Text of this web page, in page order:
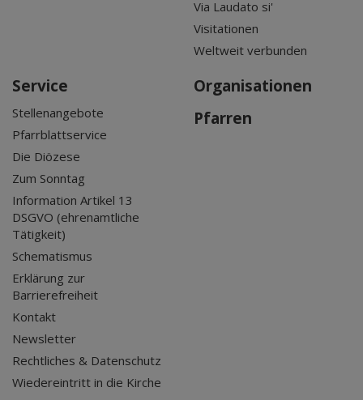
Via Laudato si'
Visitationen
Weltweit verbunden
Service
Stellenangebote
Pfarrblattservice
Die Diözese
Zum Sonntag
Information Artikel 13
DSGVO (ehrenamtliche
Tätigkeit)
Schematismus
Erklärung zur
Barrierefreiheit
Kontakt
Newsletter
Rechtliches & Datenschutz
Wiedereintritt in die Kirche
Organisationen
Pfarren